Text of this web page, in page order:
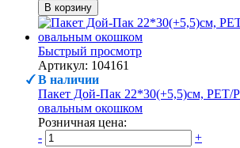
В корзину
Быстрый просмотр
Артикул: 104161
В наличии
Пакет Дой-Пак 22*30(+5,5)см, PET/
овальным окошком
Розничная цена:
-
+